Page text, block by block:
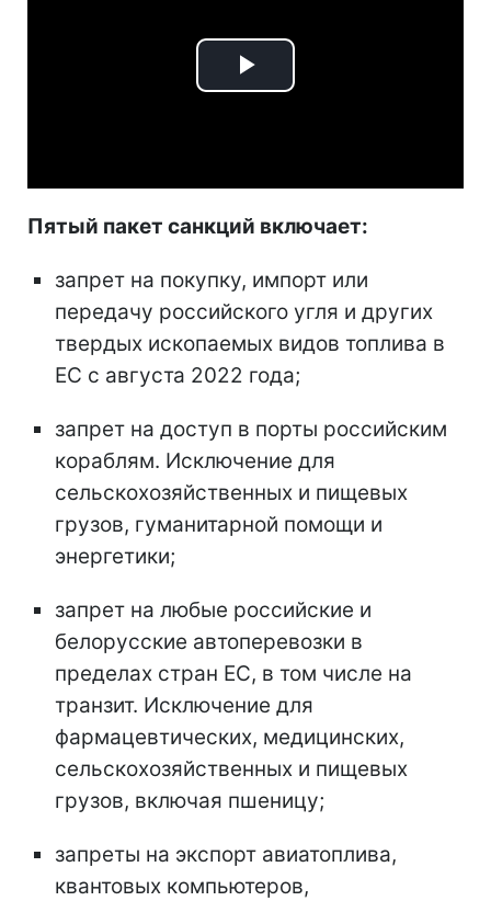
Play
Пятый пакет санкций включает:
запрет на покупку, импорт или
передачу российского угля и других
твердых ископаемых видов топлива в
ЕС с августа 2022 года;
запрет на доступ в порты российским
кораблям. Исключение для
сельскохозяйственных и пищевых
грузов, гуманитарной помощи и
энергетики;
запрет на любые российские и
белорусские автоперевозки в
пределах стран ЕС, в том числе на
транзит. Исключение для
фармацевтических, медицинских,
сельскохозяйственных и пищевых
грузов, включая пшеницу;
запреты на экспорт авиатоплива,
квантовых компьютеров,